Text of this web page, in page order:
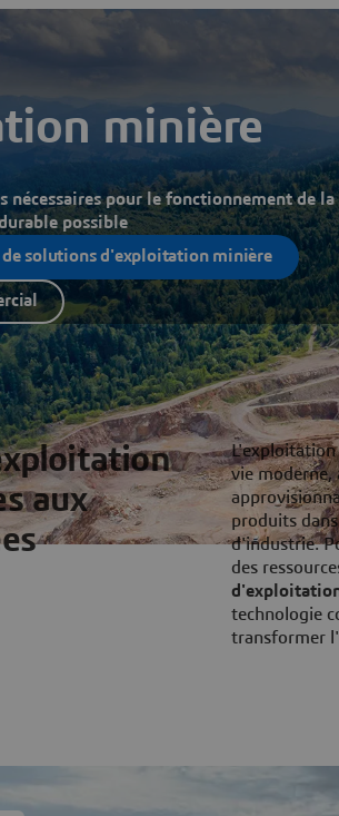
minière
nécessaires pour le fonctionnement de
possible
solutions d'exploitation minière
aux
L'exploitation
vie moderne,
produits
d'industrie.
des
technologie
transformer